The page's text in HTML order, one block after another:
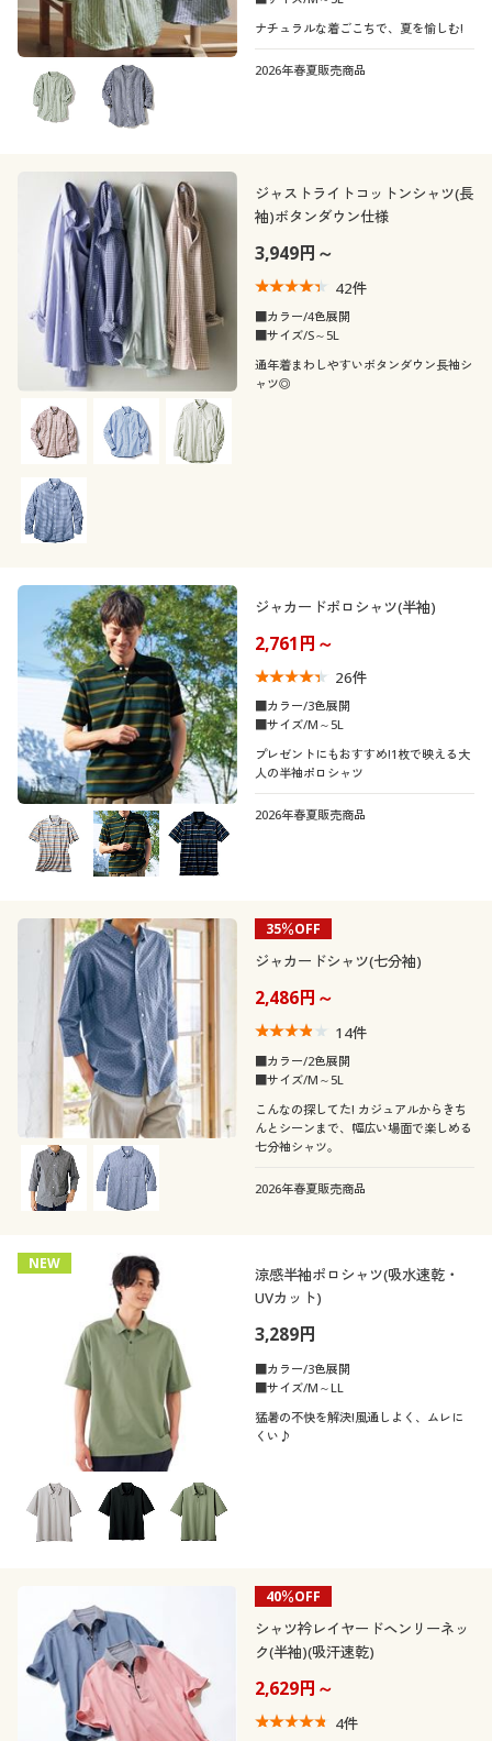
ナチュラルな着ごこちで、夏を愉しむ!
2026年春夏販売商品
ジャストライトコットンシャツ(長
袖)ボタンダウン仕様
3,949円～
42件
■カラー/4色展開
■サイズ/S～5L
通年着まわしやすいボタンダウン長袖シ
ャツ◎
ジャカードポロシャツ(半袖)
2,761円～
26件
■カラー/3色展開
■サイズ/M～5L
プレゼントにもおすすめ!1枚で映える大
人の半袖ポロシャツ
2026年春夏販売商品
35％OFF
ジャカードシャツ(七分袖)
2,486円～
14件
■カラー/2色展開
■サイズ/M～5L
こんなの探してた! カジュアルからきち
んとシーンまで、幅広い場面で楽しめる
七分袖シャツ。
2026年春夏販売商品
NEW
涼感半袖ポロシャツ(吸水速乾・
UVカット)
3,289円
■カラー/3色展開
■サイズ/M～LL
猛暑の不快を解決!風通しよく、ムレに
くい♪
40％OFF
シャツ衿レイヤードヘンリーネッ
ク(半袖)(吸汗速乾)
2,629円～
4件